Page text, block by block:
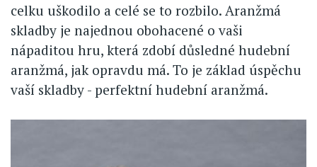
celku uškodilo a celé se to rozbilo. Aranžmá
skladby je najednou obohacené o vaši
nápaditou hru, která zdobí důsledné hudební
aranžmá, jak opravdu má. To je základ úspěchu
vaší skladby - perfektní hudební aranžmá.